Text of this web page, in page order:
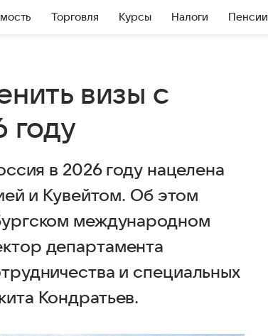
Торговля Курсы Налоги Пенсии
визы с
году
в 2026 году нацелена
и Кувейтом. Об этом
международном
департамента
и специальных
Кондратьев.